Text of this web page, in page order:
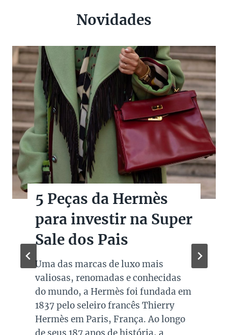
Novidades
5 Peças da Hermès
para investir na Super
Sale dos Pais
Uma das marcas de luxo mais
valiosas, renomadas e conhecidas
do mundo, a Hermès foi fundada em
1837 pelo seleiro francês Thierry
Hermès em Paris, França. Ao longo